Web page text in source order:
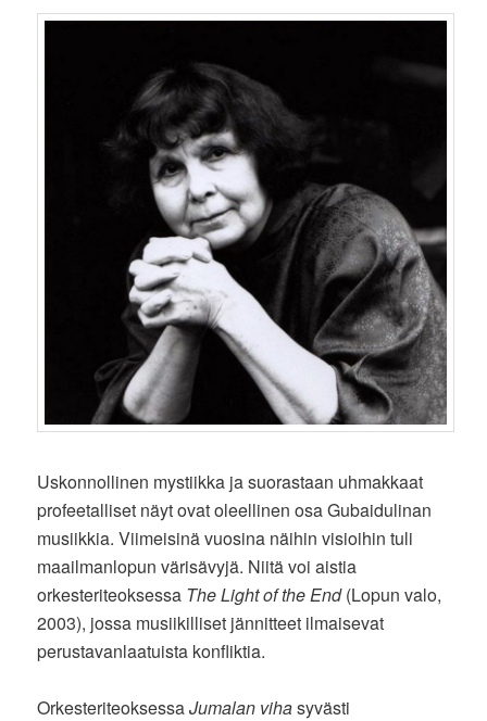
Uskonnollinen mystiikka ja suorastaan uhmakkaat
profeetalliset näyt ovat oleellinen osa Gubaidulinan
musiikkia. Viimeisinä vuosina näihin visioihin tuli
maailmanlopun värisävyjä. Niitä voi aistia
orkesteriteoksessa The Light of the End(Lopun valo,
2003), jossa musiikilliset jännitteet ilmaisevat
perustavanlaatuista konfliktia.
OrkesteriteoksessaJumalan vihasyvästi